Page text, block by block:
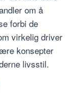
om å
forbi de
virkelig driver
konsepter
livsstil.